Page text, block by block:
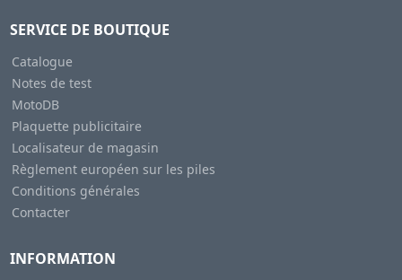
SERVICE DE BOUTIQUE
Catalogue
Notes de test
MotoDB
Plaquette publicitaire
Localisateur de magasin
Règlement européen sur les piles
Conditions générales
Contacter
INFORMATION